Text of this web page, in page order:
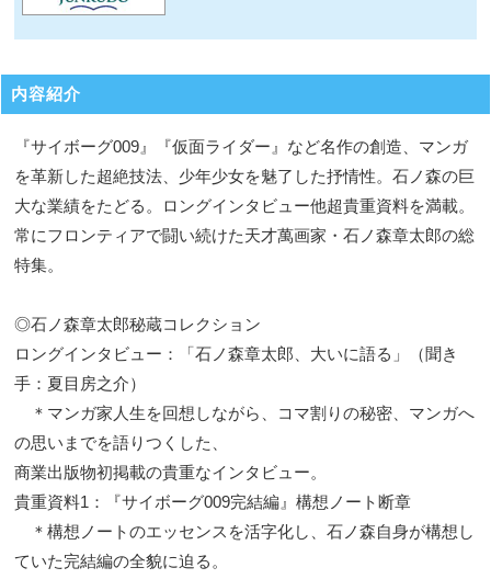
内容紹介
『サイボーグ009』『仮面ライダー』など名作の創造、マンガ
を革新した超絶技法、少年少女を魅了した抒情性。石ノ森の巨
大な業績をたどる。ロングインタビュー他超貴重資料を満載。
常にフロンティアで闘い続けた天才萬画家・石ノ森章太郎の総
特集。
◎石ノ森章太郎秘蔵コレクション
ロングインタビュー：「石ノ森章太郎、大いに語る」（聞き
手：夏目房之介）
＊マンガ家人生を回想しながら、コマ割りの秘密、マンガへ
の思いまでを語りつくした、
商業出版物初掲載の貴重なインタビュー。
貴重資料1：『サイボーグ009完結編』構想ノート断章
＊構想ノートのエッセンスを活字化し、石ノ森自身が構想し
ていた完結編の全貌に迫る。